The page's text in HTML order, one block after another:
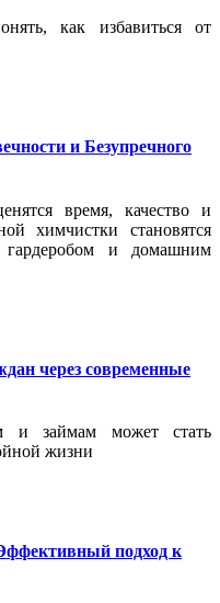
как избавиться от
и Безупречного
время, качество и
химчистки становятся
гардеробом и домашним
через современные
и займам может стать
жизни
подход к